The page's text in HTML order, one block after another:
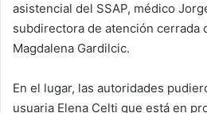
asistencial del SSAP, médico
subdirectora de atención cerrada
Magdalena Gardilcic.
En el lugar, las autoridades
usuaria Elena Celti que está en